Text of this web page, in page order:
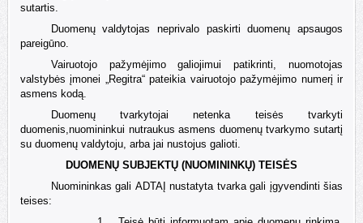
sutartis.
Duomenų valdytojas neprivalo paskirti duomenų apsaugos
pareigūno.
Vairuotojo pažymėjimo galiojimui patikrinti, nuomotojas
valstybės įmonei „Regitra“ pateikia vairuotojo pažymėjimo numerį ir
asmens kodą.
Duomenų tvarkytojai netenka teisės tvarkyti
duomenis,nuomininkui nutraukus asmens duomenų tvarkymo sutartį
su duomenų valdytoju, arba jai nustojus galioti.
DUOMENŲ SUBJEKTŲ (NUOMININKŲ) TEISĖS
Nuomininkas gali ADTAĮ nustatyta tvarka gali įgyvendinti šias
teises: